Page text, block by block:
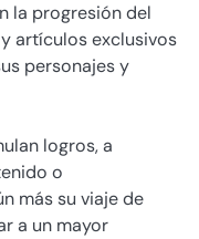
la progresión del
artículos exclusivos
personajes y
logros, a
o
más su viaje de
a un mayor